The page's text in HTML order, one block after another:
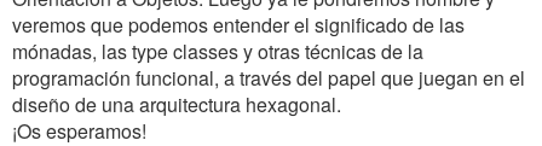
veremos que podemos entender el significado de las
mónadas, las type classes y otras técnicas de la
programación funcional, a través del papel que juegan en el
diseño de una arquitectura hexagonal.
¡Os esperamos!